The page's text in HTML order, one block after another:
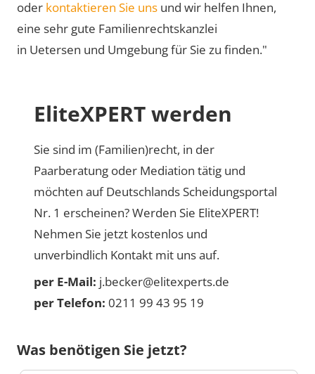
oder kontaktieren Sie uns und wir helfen Ihnen,
eine sehr gute Familienrechtskanzlei
in Uetersen und Umgebung für Sie zu finden."
EliteXPERT werden
Sie sind im (Familien)recht, in der
Paarberatung oder Mediation tätig und
möchten auf Deutschlands Scheidungsportal
Nr. 1 erscheinen? Werden Sie EliteXPERT!
Nehmen Sie jetzt kostenlos und
unverbindlich Kontakt mit uns auf.
per E-Mail: j.becker@elitexperts.de
per Telefon: 0211 99 43 95 19
Was benötigen Sie jetzt?